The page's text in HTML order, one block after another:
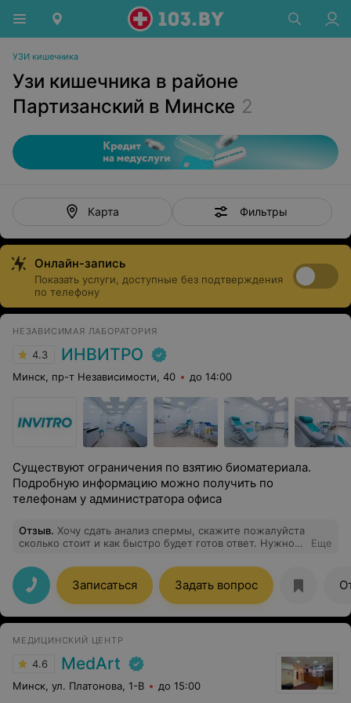
УЗИ кишечника
Узи кишечника в районе
Партизанский в Минске 2
Карта Фильтры
Онлайн-запись
Показать услуги, доступные без подтверждения
по телефону
НЕЗАВИСИМАЯ ЛАБОРАТОРИЯ
4.3 ИНВИТРО
Минск, пр-т Независимости, 40 до 14:00
Существуют ограничения по взятию биоматериала.
Подробную информацию можно получить по
телефонам у администратора офиса
Отзыв. Хочу сдать анализ спермы, скажите пожалуйста
сколько стоит и как быстро будет готов ответ. Нужно
Еще
Записаться Задать вопрос
МЕДИЦИНСКИЙ ЦЕНТР
4.6 MedArt
Минск, ул. Платонова, 1-В до 15:00